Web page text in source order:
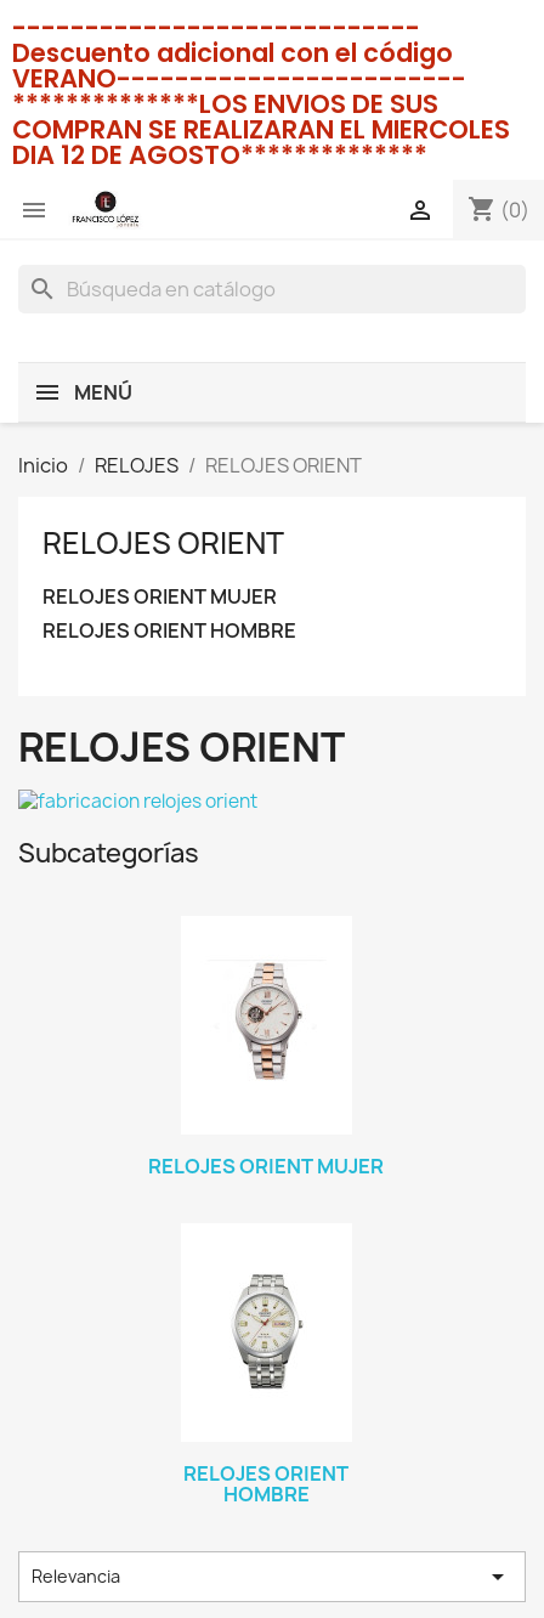
----------------------------
Descuento adicional con el código
VERANO------------------------
**************LOS ENVIOS DE SUS
COMPRAN SE REALIZARAN EL MIERCOLES
DIA 12 DE AGOSTO**************
 shopping_cart (0)

search
MENÚ
Inicio RELOJES RELOJES ORIENT
RELOJES ORIENT
RELOJES ORIENT MUJER
RELOJES ORIENT HOMBRE
RELOJES ORIENT
Subcategorías
RELOJES ORIENT MUJER
RELOJES ORIENT
HOMBRE
Relevancia 